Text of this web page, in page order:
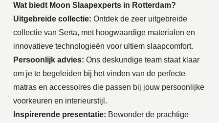
Wat biedt Moon Slaapexperts in Rotterdam?
Uitgebreide collectie: Ontdek de zeer uitgebreide
collectie van Serta, met hoogwaardige materialen en
innovatieve technologieën voor ultiem slaapcomfort.
Persoonlijk advies: Ons deskundige team staat klaar
om je te begeleiden bij het vinden van de perfecte
matras en accessoires die passen bij jouw persoonlijke
voorkeuren en interieurstijl.
Inspirerende presentatie: Bewonder de prachtige